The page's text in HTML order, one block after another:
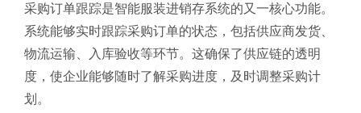
采购订单跟踪是智能服装进销存系统的又一核心功能。
系统能够实时跟踪采购订单的状态，包括供应商发货、
物流运输、入库验收等环节。这确保了供应链的透明
度，使企业能够随时了解采购进度，及时调整采购计
划。